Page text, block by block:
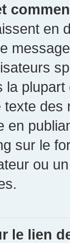
en
la
en
sur le
ou
le lien